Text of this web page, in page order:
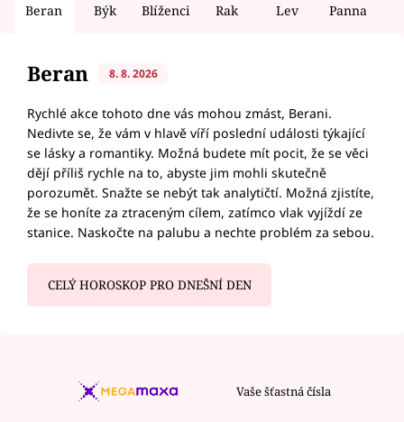
Beran Býk Blíženci Rak Lev Panna
Beran 8. 8. 2026
Rychlé akce tohoto dne vás mohou zmást, Berani.
Nedivte se, že vám v hlavě víří poslední události týkající
se lásky a romantiky. Možná budete mít pocit, že se věci
dějí příliš rychle na to, abyste jim mohli skutečně
porozumět. Snažte se nebýt tak analytičtí. Možná zjistíte,
že se honíte za ztraceným cílem, zatímco vlak vyjíždí ze
stanice. Naskočte na palubu a nechte problém za sebou.
CELÝ HOROSKOP PRO DNEŠNÍ DEN
Vaše šťastná čísla